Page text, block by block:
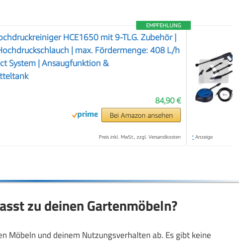
EMPFEHLUNG
HCE1650 mit 9-TLG. Zubehör |
| max. Fördermenge: 408 L/h
System | Ansaugfunktion &
84,90 €
Bei Amazon ansehen
Preis inkl. MwSt., zzgl. Versandkosten * Anzeige
❯
zu deinen Gartenmöbeln?
Möbeln und deinem Nutzungsverhalten ab. Es gibt keine